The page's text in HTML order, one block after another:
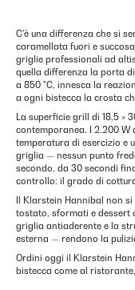
C'è una differenza che si
caramellata fuori e
griglie professionali ad
quella differenza la porta
a 850 °C, innesca la
a ogni bistecca la crosta
La superficie grill di 18,5 ×
contemporanea. I 2.200
temperatura di esercizio e
griglia — nessun punto
secondo, da 30 secondi
controllo: il grado di
Il Klarstein Hannibal non
tostato, sformati e dessert
griglia antiaderente e la
esterna — rendono la
Ordini oggi il Klarstein
bistecca come al